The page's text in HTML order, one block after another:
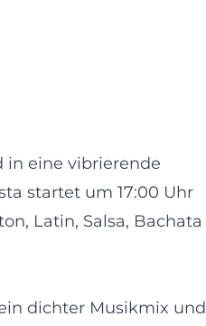
in eine vibrierende
startet um 17:00 Uhr
Latin, Salsa, Bachata
dichter Musikmix und